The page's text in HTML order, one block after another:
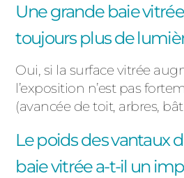
Une grande baie
toujours plus de
Oui, si la surface vitrée
l’exposition n’est pas
(avancée de toit, arbres,
Le poids des vantaux
baie vitrée a-t-il un